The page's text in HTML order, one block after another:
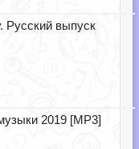
Русский выпуск
2019 [MP3]